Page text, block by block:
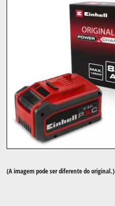
(A imagem pode ser diferente do original.)